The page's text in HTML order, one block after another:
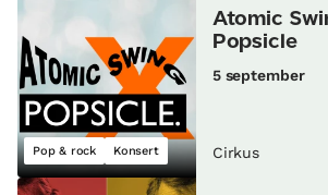
Pop & rock Konsert
Atomic
Popsicle
5 september
Cirkus